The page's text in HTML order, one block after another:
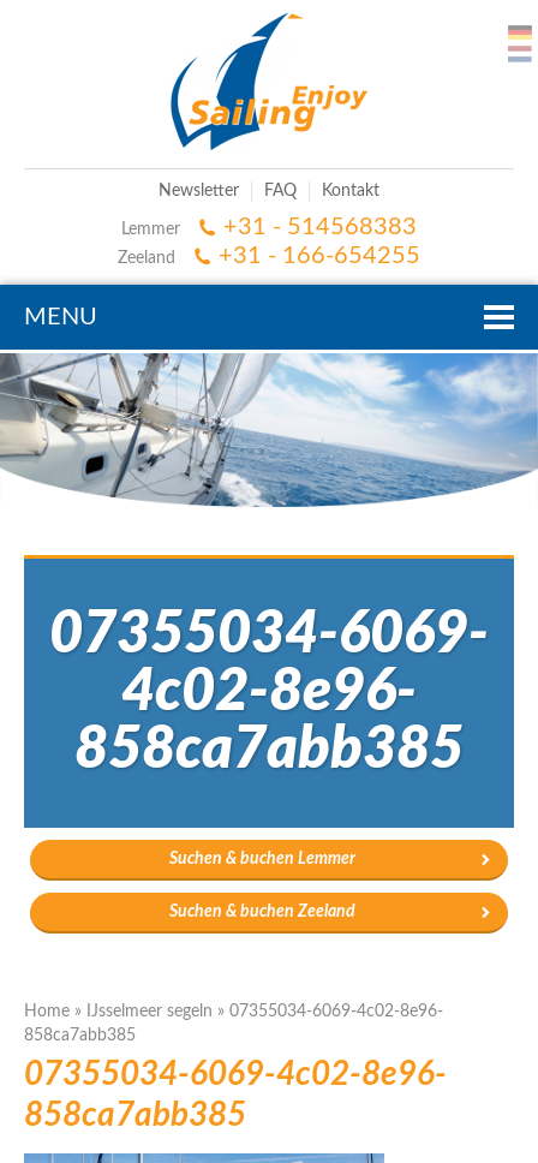
Newsletter FAQ Kontakt
Lemmer +31 - 514568383
Zeeland +31 - 166-654255
MENU
07355034-6069-
4c02-8e96-
858ca7abb385
Suchen & buchen Lemmer
Suchen & buchen Zeeland
Home » IJsselmeer segeln » 07355034-6069-4c02-8e96-
858ca7abb385
07355034-6069-4c02-8e96-
858ca7abb385